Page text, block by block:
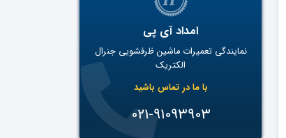
امداد آی پی
نمایندگی تعمیرات ماشین ظرفشویی جنرال
الکتریک
با ما در تماس باشید
021-91093903